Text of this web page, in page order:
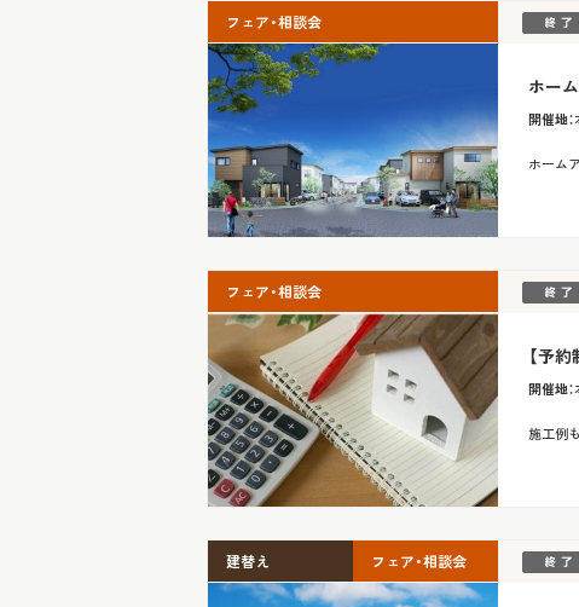
フェア・相談会
ホー
開催地：
ホーム
フェア・相談会
【予
開催地：
施工例
建替え フェア・相談会